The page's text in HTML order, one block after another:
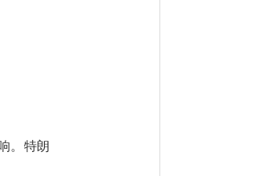
。特朗